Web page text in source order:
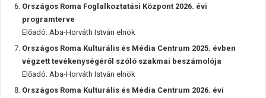
Országos Roma Foglalkoztatási Központ 2026. évi
programterve
Előadó: Aba-Horváth István elnök
Országos Roma Kulturális és Média Centrum 2025. évben
végzett tevékenységéről szóló szakmai beszámolója
Előadó: Aba-Horváth István elnök
Országos Roma Kulturális és Média Centrum 2026. évi